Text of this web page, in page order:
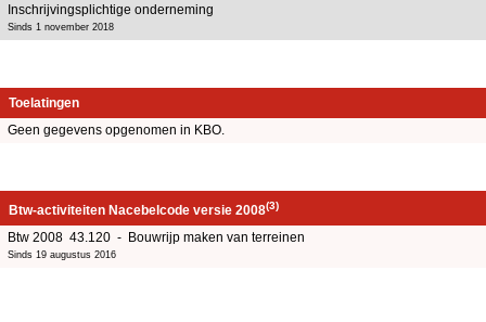
Inschrijvingsplichtige onderneming
Sinds 1 november 2018
Toelatingen
Geen gegevens opgenomen in KBO.
Btw-activiteiten Nacebelcode versie 2008(3)
Btw 2008 43.120 - Bouwrijp maken van terreinen
Sinds 19 augustus 2016